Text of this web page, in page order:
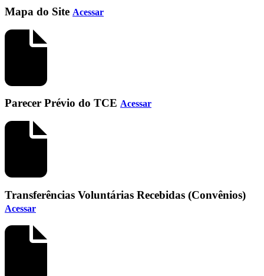
Mapa do Site Acessar
Parecer Prévio do TCE Acessar
Transferências Voluntárias Recebidas (Convênios)
Acessar